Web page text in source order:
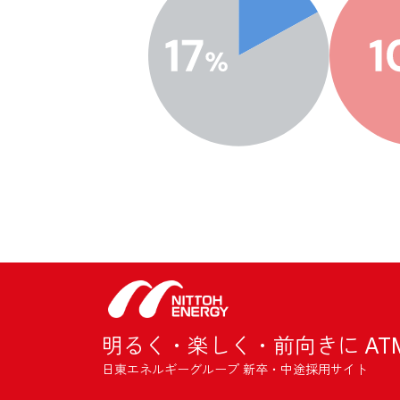
明るく・楽しく・前向きに
日東エネルギーグループ 新卒・中途採用サイト